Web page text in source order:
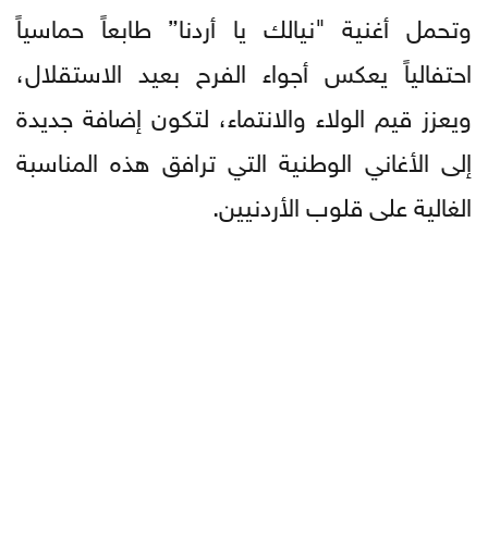
وتحمل أغنية "نيالك يا أردنا” طابعاً حماسياً
احتفالياً يعكس أجواء الفرح بعيد الاستقلال،
ويعزز قيم الولاء والانتماء، لتكون إضافة جديدة
إلى الأغاني الوطنية التي ترافق هذه المناسبة
الغالية على قلوب الأردنيين.